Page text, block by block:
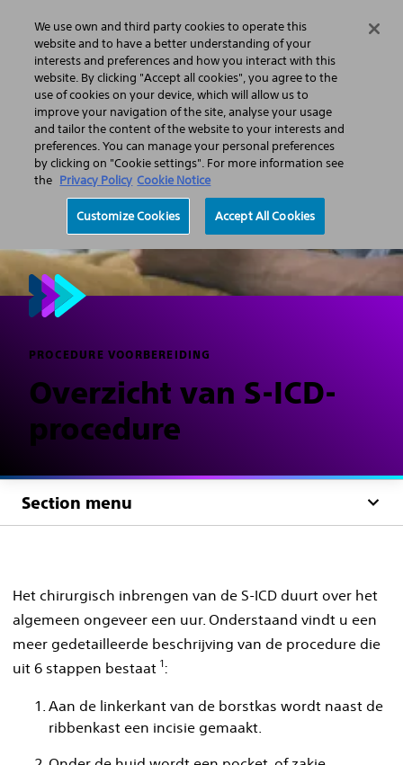
PROCEDURE VOORBEREIDING
Overzicht van S-ICD-
procedure
Section menu
Het chirurgisch inbrengen van de S-ICD duurt over het
algemeen ongeveer een uur. Onderstaand vindt u een
meer gedetailleerde beschrijving van de procedure die
uit 6 stappen bestaat 1:
Aan de linkerkant van de borstkas wordt naast de
ribbenkast een incisie gemaakt.
We use own and third party cookies to operate this
website and to have a better understanding of your
interests and preferences and how you interact with this
website. By clicking "Accept all cookies", you agree to the
use of cookies on your device, which will allow us to
improve your navigation of the site, analyse your usage
and tailor the content of the website to your interests and
preferences. You can manage your personal preferences
by clicking on "Cookie settings". For more information see
the Privacy Policy Cookie Notice
Customize Cookies Accept All Cookies